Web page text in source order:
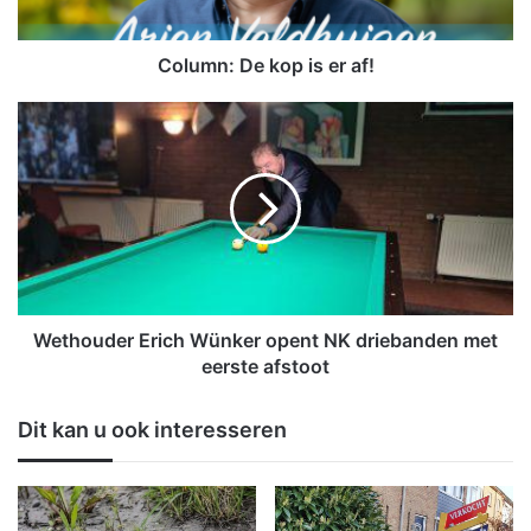
D
e
p
i
s
e
r
a
!
Column: De kop is er af!
W
e
t
h
o
u
e
r
h
W
ü
n
Wethouder Erich Wünker opent NK driebanden met
eerste afstoot
Dit kan u ook interesseren